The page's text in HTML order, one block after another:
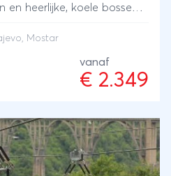
en heerlijke, koele bossen.
steden als Zagreb,
staan op het
soms ruige natuur van
Mostar
vanaf
€ 2.349